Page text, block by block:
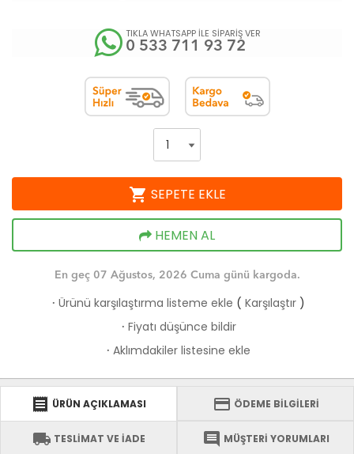
TIKLA WHATSAPP İLE SİPARİŞ VER
0 533 711 93 72
shopping_cart SEPETE EKLE
HEMEN AL
En geç 07 Ağustos, 2026 Cuma günü kargoda.
· Ürünü karşılaştırma listeme ekle ( Karşılaştır )
· Fiyatı düşünce bildir
· Aklımdakiler listesine ekle
receipt ÜRÜN AÇIKLAMASI credit_card ÖDEME BİLGİLERİ
local_shipping TESLİMAT VE İADE comment MÜŞTERİ YORUMLARI